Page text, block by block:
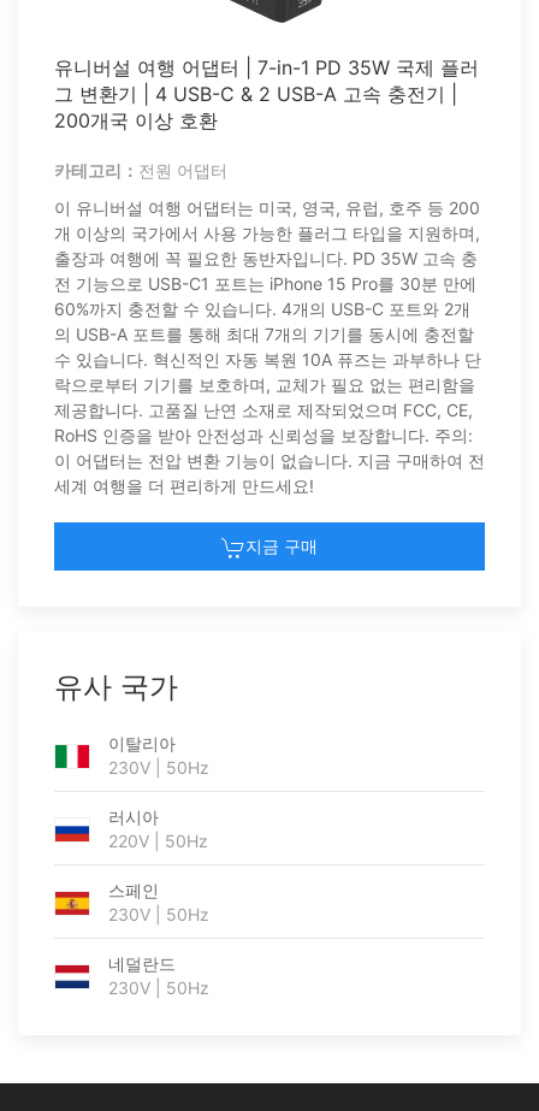
유니버설 여행 어댑터 | 7-in-1 PD 35W 국제 플러
그 변환기 | 4 USB-C & 2 USB-A 고속 충전기 |
200개국 이상 호환
카테고리： 전원 어댑터
이 유니버설 여행 어댑터는 미국, 영국, 유럽, 호주 등 200
개 이상의 국가에서 사용 가능한 플러그 타입을 지원하며,
출장과 여행에 꼭 필요한 동반자입니다. PD 35W 고속 충
전 기능으로 USB-C1 포트는 iPhone 15 Pro를 30분 만에
60%까지 충전할 수 있습니다. 4개의 USB-C 포트와 2개
의 USB-A 포트를 통해 최대 7개의 기기를 동시에 충전할
수 있습니다. 혁신적인 자동 복원 10A 퓨즈는 과부하나 단
락으로부터 기기를 보호하며, 교체가 필요 없는 편리함을
제공합니다. 고품질 난연 소재로 제작되었으며 FCC, CE,
RoHS 인증을 받아 안전성과 신뢰성을 보장합니다. 주의:
이 어댑터는 전압 변환 기능이 없습니다. 지금 구매하여 전
세계 여행을 더 편리하게 만드세요!
지금 구매
유사 국가
이탈리아
230V | 50Hz
러시아
220V | 50Hz
스페인
230V | 50Hz
네덜란드
230V | 50Hz